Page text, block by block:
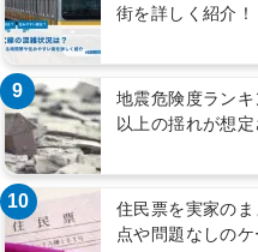
街を詳しく紹介！
9
地震危険度ラン
以上の揺れが想
10
住民票を実家の
点や問題なしの